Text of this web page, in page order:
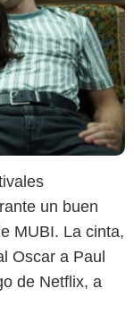
un buen
MUBI. La cinta,
Oscar a Paul
de Netflix, a